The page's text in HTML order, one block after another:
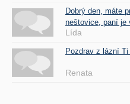
Dobrý den, máte
neštovice, paní je
Lída
Pozdrav z lázní
Renata